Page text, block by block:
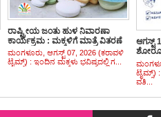
ರಾಷ್ಟ್ರೀಯ ಜಂತು ಹುಳ ನಿವಾರಣಾ
ಕಾರ್ಯಕ್ರಮ : ಮಕ್ಕಳಿಗೆ ಮಾತ್ರೆ ವಿತರಣೆ
ಮಂಗಳೂರು, ಆಗಸ್ಟ್ 07, 2026 (ಕರಾವಳಿ
ಟೈಮ್ಸ್) : ಇಂದಿನ ಮಕ್ಕಳು ಭವಿಷ್ಯದಲ್ಲಿ ಗ...
ಆಗಸ್ಟ್
ಟೈಮ್ಸ್)
ವತಿ...